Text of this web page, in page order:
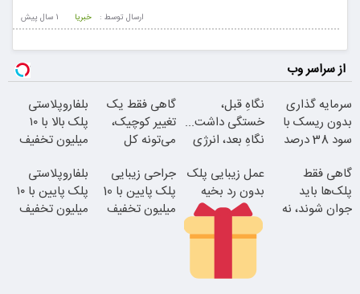
1 سال پيش ارسال توسط : خبریا
از سراسر وب
سرمایه گذاری
بدون ریسک با
سود 38 درصد
نگاهِ قبل،
خستگی داشت...
نگاهِ بعد، انرژی
تخفیف
گاهی فقط یک
تغییر کوچیک،
می‌تونه کل
کنه
بلفاروپلاستی
پلک بالا با ۱۰
میلیون تخفیف
گاهی فقط
پلک‌ها باید
جوان شوند، نه
عمل زیبایی پلک
بدون رد بخیه
جراحی زیبایی
پلک پایین با 10
میلیون تخفیف
بلفاروپلاستی
پلک پایین با ۱۰
میلیون تخفیف